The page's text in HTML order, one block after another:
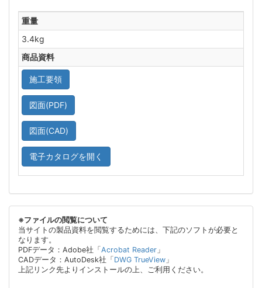
重量
3.4kg
商品資料
施工要領
図面(PDF)
図面(CAD)
電子カタログを開く
※ファイルの閲覧について
当サイトの製品資料を閲覧するためには、下記のソフトが必要と
なります。
PDFデータ：Adobe社「 Acrobat Reader 」
CADデータ：AutoDesk社「 DWG TrueView 」
上記リンク先よりインストールの上、ご利用ください。